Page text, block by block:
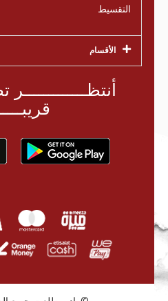
أنتظـــــــــــــر
التقسيط
الأقسام